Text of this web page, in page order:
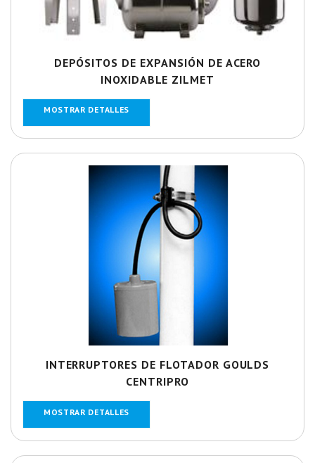
DEPÓSITOS DE EXPANSIÓN DE ACERO
INOXIDABLE ZILMET
MOSTRAR DETALLES
INTERRUPTORES DE FLOTADOR GOULDS
CENTRIPRO
MOSTRAR DETALLES